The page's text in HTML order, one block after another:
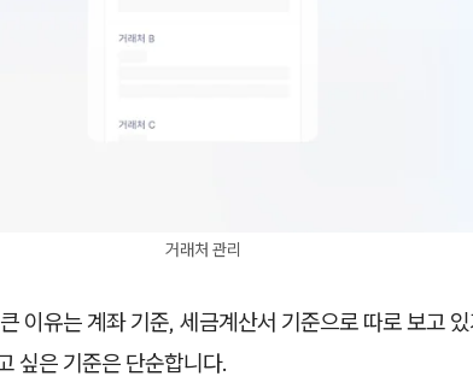
거래처 관리
이유는 계좌 기준, 세금계산서 기준으로 따로 보고
싶은 기준은 단순합니다.